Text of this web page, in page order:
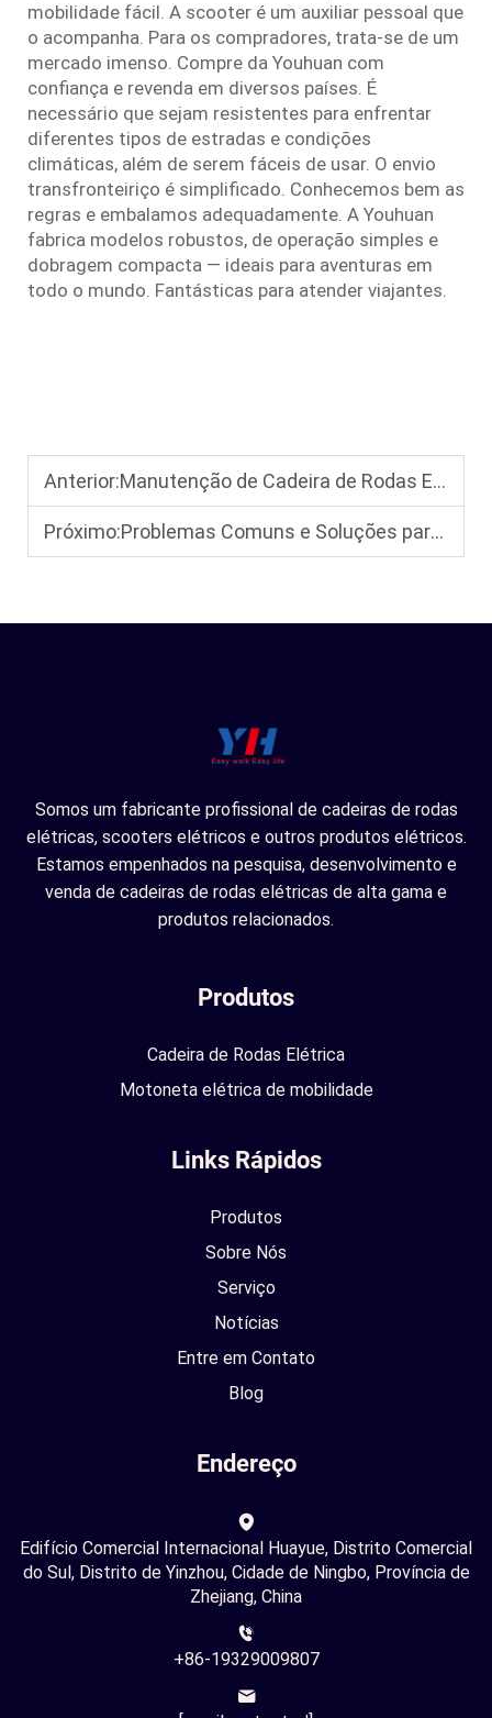
mobilidade fácil. A scooter é um auxiliar pessoal que
o acompanha. Para os compradores, trata-se de um
mercado imenso. Compre da Youhuan com
confiança e revenda em diversos países. É
necessário que sejam resistentes para enfrentar
diferentes tipos de estradas e condições
climáticas, além de serem fáceis de usar. O envio
transfronteiriço é simplificado. Conhecemos bem as
regras e embalamos adequadamente. A Youhuan
fabrica modelos robustos, de operação simples e
dobragem compacta — ideais para aventuras em
todo o mundo. Fantásticas para atender viajantes.
Anterior:Manutenção de Cadeira de Rodas Elétrica: Como Estender a Vida da Bateria e da Cadeira de Rodas
Próximo:Problemas Comuns e Soluções para Cadeiras de Rodas Elétricas para Uso Externo
Somos um fabricante profissional de cadeiras de rodas
elétricas, scooters elétricos e outros produtos elétricos.
Estamos empenhados na pesquisa, desenvolvimento e
venda de cadeiras de rodas elétricas de alta gama e
produtos relacionados.
Produtos
Cadeira de Rodas Elétrica
Motoneta elétrica de mobilidade
Links Rápidos
Produtos
Sobre Nós
Serviço
Notícias
Entre em Contato
Blog
Endereço
Edifício Comercial Internacional Huayue, Distrito Comercial
do Sul, Distrito de Yinzhou, Cidade de Ningbo, Província de
Zhejiang, China
+86-19329009807